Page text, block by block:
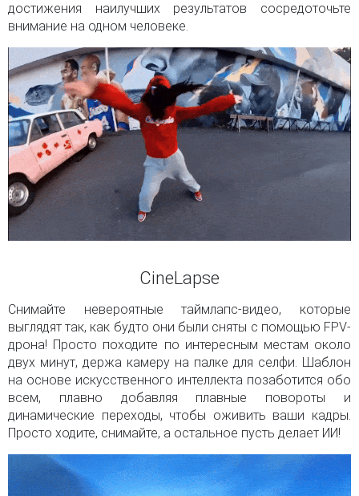
достижения наилучших результатов сосредоточьте
внимание на одном человеке.
CineLapse
Снимайте невероятные таймлапс-видео, которые
выглядят так, как будто они были сняты с помощью FPV-
дрона! Просто походите по интересным местам около
двух минут, держа камеру на палке для селфи. Шаблон
на основе искусственного интеллекта позаботится обо
всем, плавно добавляя плавные повороты и
динамические переходы, чтобы оживить ваши кадры.
Просто ходите, снимайте, а остальное пусть делает ИИ!